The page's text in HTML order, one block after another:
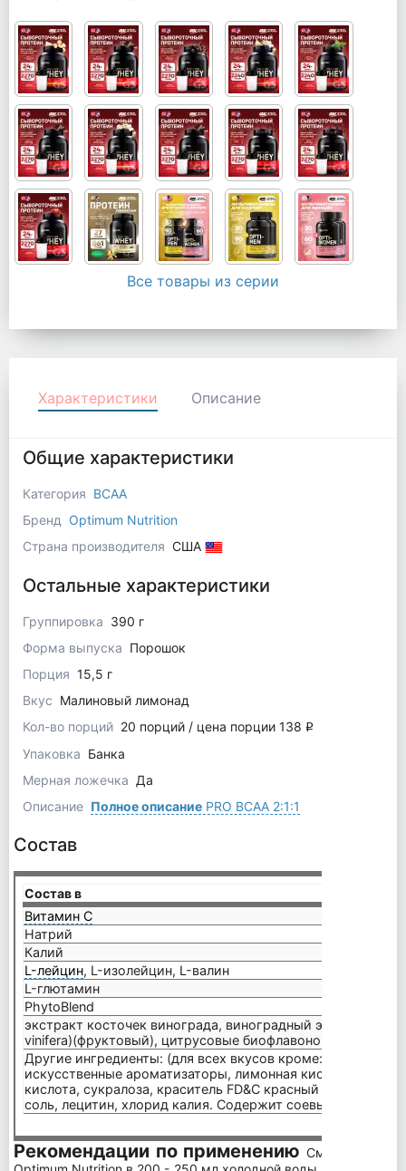
Все товары из серии
Характеристики Описание
Общие характеристики
Категория BCAA
Бренд
Optimum Nutrition
Страна производителя США
Остальные характеристики
Группировка 390 г
Форма выпуска Порошок
Порция 15,5 г
Вкус Малиновый лимонад
Кол-во порций 20 порций / цена порции 138 q
Упаковка Банка
Мерная ложечка Да
Описание Полное описаниеPRO BCAA 2:1:1
Состав
Состав в
Витамин С
Натрий
Калий
L-лейцин, L-изолейцин, L-валин
L-глютамин
PhytoBlend
экстракт косточек винограда, виноградный экстракт
vinifera)(фруктовый), цитрусовые биофлавоноиды
Другие ингредиенты: (для всех вкусов кроме: без вкуса -
искусственные ароматизаторы, лимонная кислота,
кислота, сукралоза, краситель FD&C красный #40), соль,
соль, лецитин, хлорид калия. Содержит соевые
Рекомендации по применению Смешать 2